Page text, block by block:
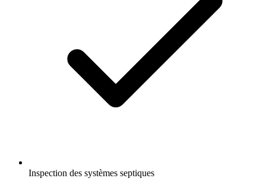
Inspection des systèmes septiques